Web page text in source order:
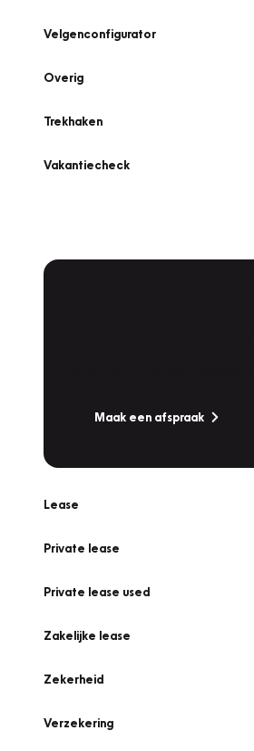
Velgenconfigurator
Overig
Trekhaken
Vakantiecheck
Maak een afspraak
Lease
Private lease
Private lease used
Zakelijke lease
Zekerheid
Verzekering